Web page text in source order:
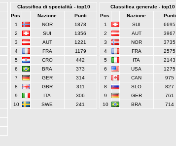
Classifica di specialità - top10
Pos.
Nazione
Punti
1
NOR
1878
2
SUI
1356
3
AUT
1221
4
FRA
1179
5
CRO
442
6
BRA
373
7
GER
314
8
GBR
311
9
ITA
306
10
SWE 241
Classifica generale - top10
Pos.
Nazione
Punti
1
SUI
6695
2
AUT
3967
3
NOR
3735
4
FRA
2575
5
ITA
2143
6
USA
1275
7
CAN
975
8
SLO
827
9
GER
761
10
BRA 714